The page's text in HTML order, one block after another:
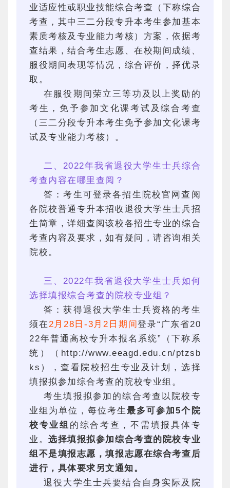
业适应性或职业技能综合考查（下称综合
考查，其中三二分段专升本考生参加基本
素质考核及专业能力考核）方案，依据考
查结果，结合考生志愿、在校期间成绩、
服役期间表现等情况，综合评价，择优录
取。
在服役期间荣立三等功及以上奖励的
考生，免予参加文化课考试及综合考查
（三二分段专升本考生免予参加文化课考
试及专业能力考核）。
二、2022年我省退役大学生士兵综合
考查内容在哪里查阅？
答：考生可登录各招生院校官网查阅
各院校普通专升本招收退役大学生士兵招
生简章，详细查阅该校各招生专业的综合
考查内容及要求，如有疑问，请咨询相关
院校。
三、2022年我省退役大学生士兵如何
选择填报综合考查的院校专业组？
答：获得退役大学生士兵资格的考生
须在2月28日-3月2日期间登录“广东省20
22年普通高校专升本报名系统”（下称系
统）（http://www.eeagd.edu.cn/ptzsb
ks），查看院校招生专业及计划，选择
填报拟参加综合考查的院校专业组。
考生填报拟参加的综合考查以院校专
业组为单位，每位考生最多可参加5个院
校专业组 的综合考查，不需填报具体专
业。选择填报拟参加综合考查的院校专业
组不是填报志愿，填报志愿在综合考查后
进行，具体要求另文通知。
退役大学生士兵要结合自身实际及院